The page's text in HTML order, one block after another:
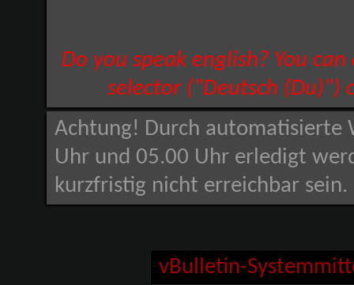
Do you speak english? You
selector ("Deutsch (Du)")
Achtung! Durch automatisierte
Uhr und 05.00 Uhr erledigt
kurzfristig nicht erreichbar
vBulletin-